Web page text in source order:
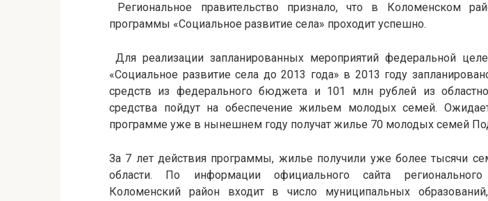
Региональное правительство признало, что в Коломенском
программы «Социальное развитие села» проходит успешно.
Для реализации запланированных мероприятий федеральной
«Социальное развитие села до 2013 года» в 2013 году
средств из федерального бюджета и 101 млн рублей из
средства пойдут на обеспечение жильем молодых семей.
программе уже в нынешнем году получат жилье 70 молодых семей
За 7 лет действия программы, жилье получили уже более тысячи
области. По информации официального сайта регионального
Коломенский район входит в число муниципальных